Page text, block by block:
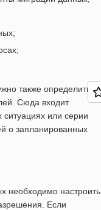
также определить
Сюда входит
ситуациях или серии
о запланированных
необходимо настроить
Если